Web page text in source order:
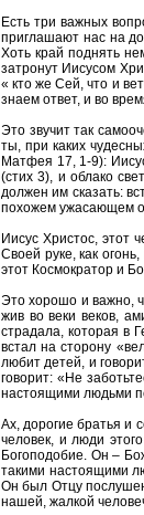
Есть три важных
приглашают нас на
Хоть край поднять
затронут Иисусом
« кто же Сей, что и
знаем ответ, и во
Это звучит так
ты, при каких
Матфея 17, 1-9):
(стих 3), и облако
должен им сказать:
похожем ужасающем
Иисус Христос, этот
Своей руке, как
этот Космократор и
Это хорошо и важно,
жив во веки веков,
страдала, которая в
встал на сторону
любит детей, и
говорит: «Не
настоящими людьми
Ах, дорогие братья и
человек, и люди
Богоподобие. Он –
такими настоящими
Он был Отцу
нашей, жалкой